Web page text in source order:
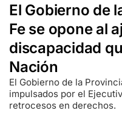
El Gobierno de
Fe se opone al
discapacidad
Nación
El Gobierno de la
impulsados por el
retrocesos en derechos.